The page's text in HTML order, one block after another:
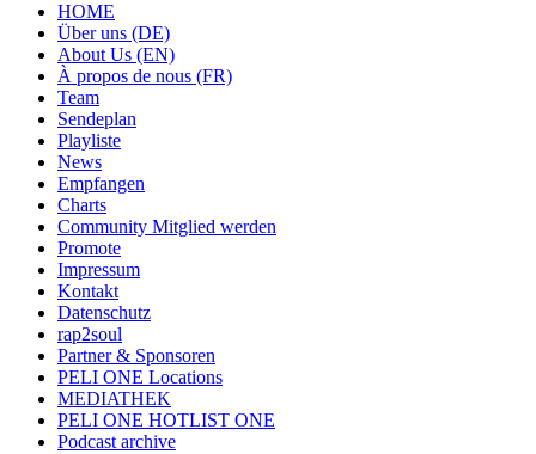
HOME
Über uns (DE)
About Us (EN)
À propos de nous (FR)
Team
Sendeplan
Playliste
News
Empfangen
Charts
Community Mitglied werden
Promote
Impressum
Kontakt
Datenschutz
rap2soul
Partner & Sponsoren
PELI ONE Locations
MEDIATHEK
PELI ONE HOTLIST ONE
Podcast archive